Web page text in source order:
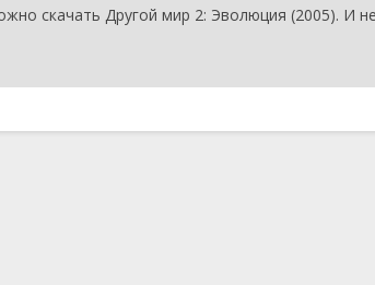
скачать Другой мир 2: Эволюция (2005). И